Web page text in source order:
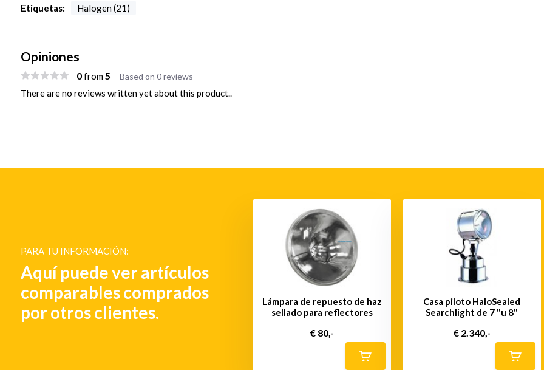
Etiquetas: Halogen (21)
Opiniones
0from5 Based on 0 reviews
There are no reviews written yet about this product..
PARA TU INFORMACIÓN:
Aquí puede ver artículos
comparables comprados
por otros clientes.
Lámpara de repuesto de haz
sellado para reflectores
€ 80,-
Casa piloto HaloSealed
Searchlight de 7 "u 8"
€ 2.340,-